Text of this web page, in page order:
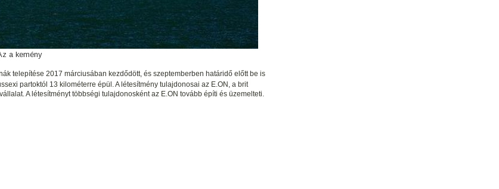
a kemény
telepítése 2017 márciusában kezdődött, és szeptemberben határidő előtt be is
partoktól 13 kilométerre épül. A létesítmény tulajdonosai az E.ON, a brit
A létesítményt többségi tulajdonosként az E.ON tovább építi és üzemelteti.